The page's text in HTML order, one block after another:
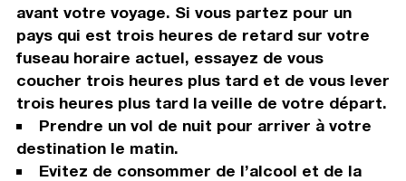
avant votre voyage. Si vous partez pour un
pays qui est trois heures de retard sur votre
fuseau horaire actuel, essayez de vous
coucher trois heures plus tard et de vous lever
trois heures plus tard la veille de votre départ.
Prendre un vol de nuit pour arriver à votre
destination le matin.
Evitez de consommer de l’alcool et de la